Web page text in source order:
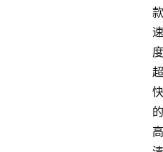
款
速
度
超
快
的
高